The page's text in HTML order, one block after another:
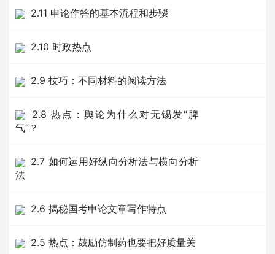
2.11 申论作答的基本流程和步骤
2.10 时政热点
2.9 技巧：不同材料的阅读方法
2.8 热点：舆论为什么对无锡发“脾
气”？
2.7 如何运用好纵向分析法与横向分析
法
2.6 揭秘国考申论文章写作特点
2.5 热点：鼓励仿制药也要把好质量关